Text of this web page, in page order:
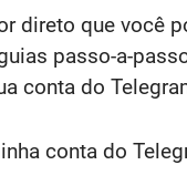
direto que você
passo-a-
conta do
conta do